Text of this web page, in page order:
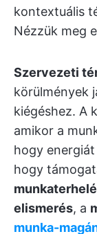
kontextuális
Nézzük meg
Szervezeti
körülmények
kiégéshez. A
amikor a
hogy
hogy
elismerés, a
munka-